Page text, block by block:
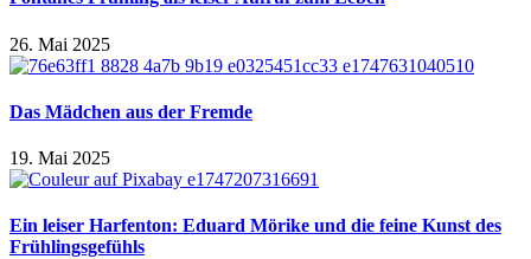
26. Mai 2025
Das Mädchen aus der Fremde
19. Mai 2025
Ein leiser Harfenton: Eduard Mörike und die feine Kunst des
Frühlingsgefühls